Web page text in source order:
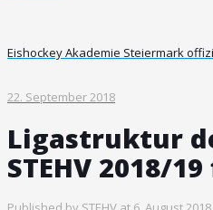
Eishockey Akademie Steiermark
22. September 2018
Ligastruktur
STEHV 2018/